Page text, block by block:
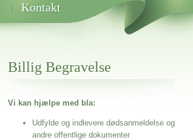
Kontakt
Billig Begravelse
Vi kan hjælpe med bla:
Udfylde og indlevere dødsanmeldelse og
andre offentlige dokumenter